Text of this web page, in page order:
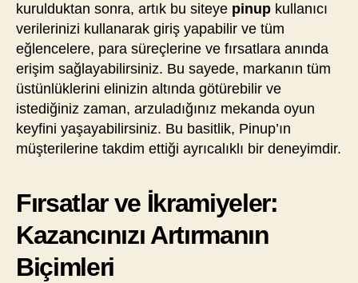
kurulduktan sonra, artık bu siteye pinup kullanıcı
verilerinizi kullanarak giriş yapabilir ve tüm
eğlencelere, para süreçlerine ve fırsatlara anında
erişim sağlayabilirsiniz. Bu sayede, markanın tüm
üstünlüklerini elinizin altında götürebilir ve
istediğiniz zaman, arzuladığınız mekanda oyun
keyfini yaşayabilirsiniz. Bu basitlik, Pinup’ın
müşterilerine takdim ettiği ayrıcalıklı bir deneyimdir.
Fırsatlar ve İkramiyeler:
Kazancınızı Artırmanın
Biçimleri